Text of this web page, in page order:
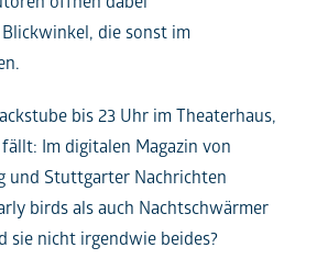
die sonst im
bis 23 Uhr im Theaterhaus,
Im digitalen Magazin von
und Stuttgarter Nachrichten
birds als auch Nachtschwärmer
sie nicht irgendwie beides?